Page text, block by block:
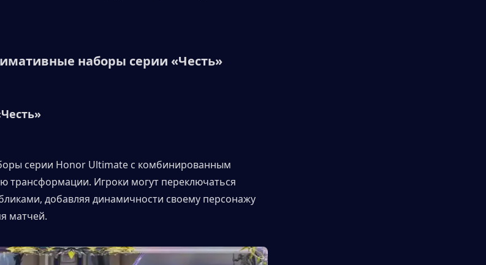
наборы серии «Честь»
серии Honor Ultimate с комбинированным
трансформации. Игроки могут переключаться
добавляя динамичности своему персонажу
матчей.